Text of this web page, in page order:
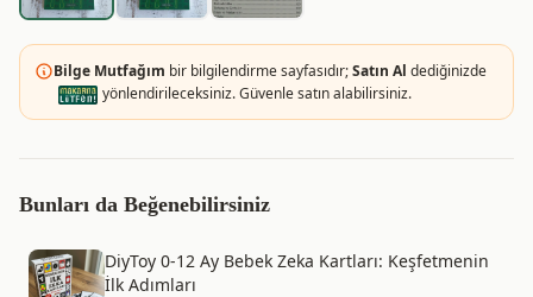
Bilge Mutfağım bir bilgilendirme sayfasıdır;Satın Al dediğinizde
yönlendirileceksiniz. Güvenle satın alabilirsiniz.
Bunları da Beğenebilirsiniz
DiyToy 0-12 Ay Bebek Zeka Kartları: Keşfetmenin
İlk Adımları